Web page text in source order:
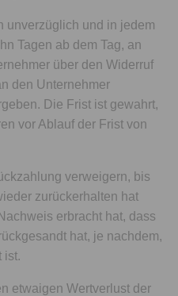
unverzüglich und in jedem
Tagen ab dem Tag, an
über den Widerruf
den Unternehmer
Die Frist ist gewahrt,
vor Ablauf der Frist von
verweigern, bis
zurückerhalten hat
erbracht hat, dass
hat, je nachdem,
ist.
etwaigen Wertverlust der